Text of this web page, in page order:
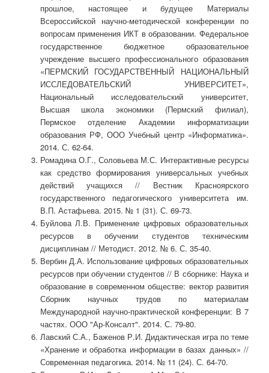
прошлое, настоящее и будущее Материалы
Всероссийской научно-методической конференции по
вопросам применения ИКТ в образовании. Федеральное
государственное бюджетное образовательное
учреждение высшего профессионального образования
«ПЕРМСКИЙ ГОСУДАРСТВЕННЫЙ НАЦИОНАЛЬНЫЙ
ИССЛЕДОВАТЕЛЬСКИЙ УНИВЕРСИТЕТ»,
Национальный исследовательский университет,
Высшая школа экономики (Пермский филиал),
Пермское отделение Академии информатизации
образования РФ, ООО Учебный центр «Информатика».
2014. С. 62-64.
Ромадина О.Г., Соловьева М.С. Интерактивные ресурсы
как средство формирования универсальных учебных
действий учащихся // Вестник Красноярского
государственного педагогического университета им.
В.П. Астафьева. 2015. № 1 (31). С. 69-73.
Буйлова Л.В. Применение цифровых образовательных
ресурсов в обучении студентов техническим
дисциплинам // Методист. 2012. № 6. С. 35-40.
Вербин Д.А. Использование цифровых образовательных
ресурсов при обучении студентов // В сборнике: Наука и
образование в современном обществе: вектор развития
Сборник научных трудов по материалам
Международной научно-практической конференции: В 7
частях. ООО "Ар-Консалт". 2014. С. 79-80.
Лавский С.А., Баженов Р.И. Дидактическая игра по теме
«Хранение и обработка информации в базах данных» //
Современная педагогика. 2014. № 11 (24). С. 64-70.